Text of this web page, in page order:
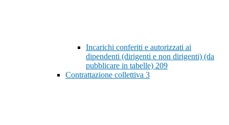
Incarichi conferiti e autorizzati ai
dipendenti (dirigenti e non dirigenti) (da
pubblicare in tabelle) 209
Contrattazione collettiva 3